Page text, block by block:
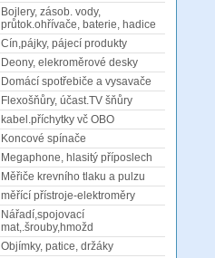
Bojlery, zásob. vody,
průtok.ohřívače, baterie, hadice
Cín,pájky, pájecí produkty
Deony, elekroměrové desky
Domácí spotřebiče a vysavače
Flexošňůry, účast.TV šňůry
kabel.příchytky vč OBO
Koncové spínače
Megaphone, hlasitý příposlech
Měřiče krevního tlaku a pulzu
měřící přístroje-elektroměry
Nářadí,spojovací
mat,.šrouby,hmožd
Objímky, patice, držáky